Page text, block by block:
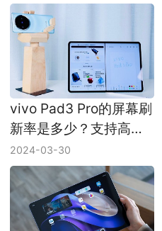
vivo Pad3 Pro的屏幕刷
新率是多少？支持高刷
吗？
2024-03-30